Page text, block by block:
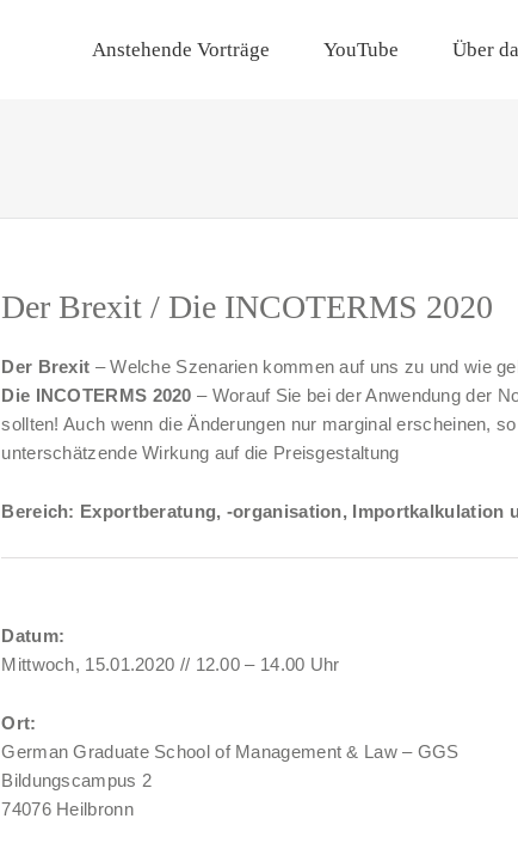
Anstehende Vorträge YouTube Über
Der Brexit / Die INCOTERMS 2020
Der Brexit – Welche Szenarien kommen auf uns zu und wie
Die INCOTERMS 2020 – Worauf Sie bei der Anwendung der
sollten! Auch wenn die Änderungen nur marginal erscheinen,
unterschätzende Wirkung auf die Preisgestaltung
Bereich: Exportberatung, -organisation, Importkalkulation
Datum:
Mittwoch, 15.01.2020 // 12.00 – 14.00 Uhr
Ort:
German Graduate School of Management & Law – GGS
Bildungscampus 2
74076 Heilbronn